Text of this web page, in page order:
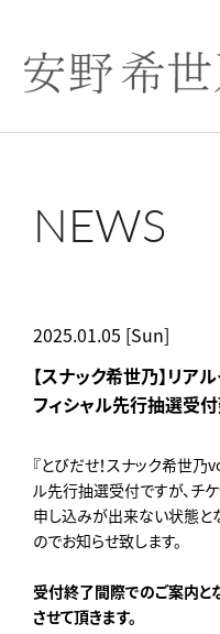
NEWS
2025.01.05 [Sun]
【スナック希世乃】リ
フィシャル先行抽選受
『とびだせ！スナック希世
ル先行抽選受付ですが、チ
申し込みが出来ない状態と
のでお知らせ致します。
受付終了間際でのご案内と
させて頂きます。